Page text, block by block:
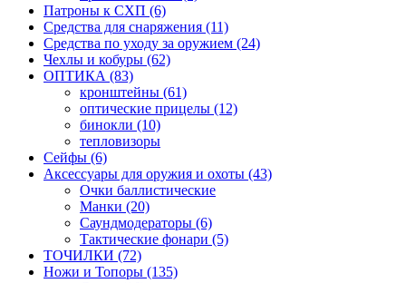
Патроны к СХП (6)
Средства для снаряжения (11)
Средства по уходу за оружием (24)
Чехлы и кобуры (62)
ОПТИКА (83)
кронштейны (61)
оптические прицелы (12)
бинокли (10)
тепловизоры
Сейфы (6)
Аксессуары для оружия и охоты (43)
Очки баллистические
Манки (20)
Саундмодераторы (6)
Тактические фонари (5)
ТОЧИЛКИ (72)
Ножи и Топоры (135)